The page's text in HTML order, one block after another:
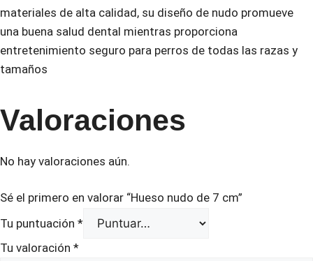
materiales de alta calidad, su diseño de nudo promueve
una buena salud dental mientras proporciona
entretenimiento seguro para perros de todas las razas y
tamaños
Valoraciones
No hay valoraciones aún.
Sé el primero en valorar “Hueso nudo de 7 cm”
Tu puntuación *
Tu valoración *